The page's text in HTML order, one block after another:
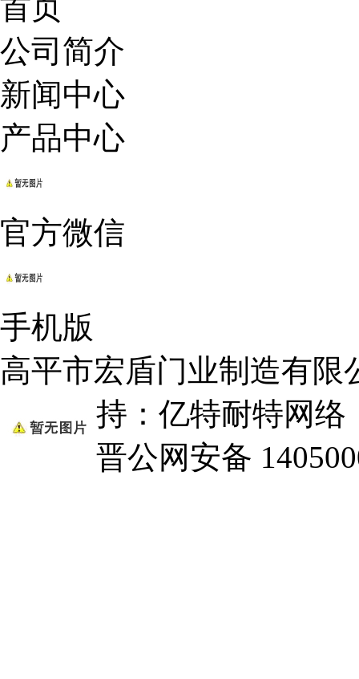
首页
公司简介
新闻中心
产品中心
官方微信
手机版
高平市宏盾门业制造有限
持：亿特耐特网
晋公网安备